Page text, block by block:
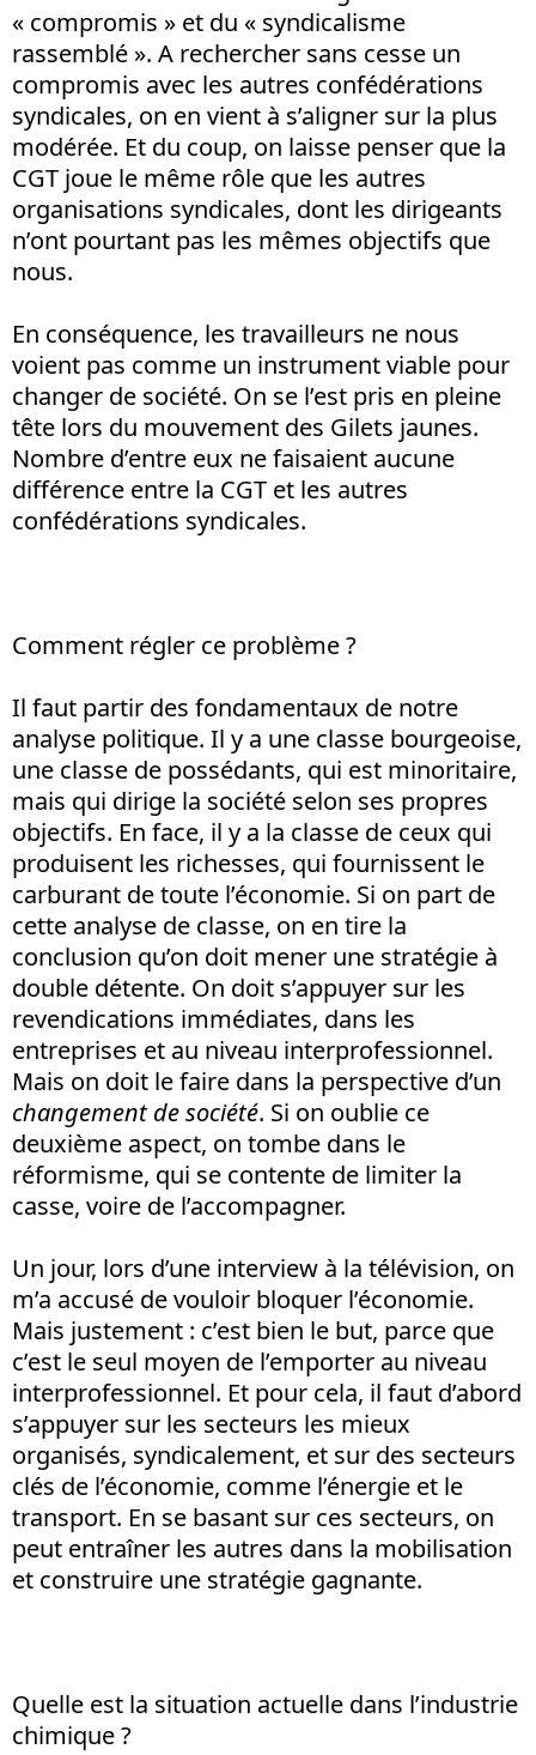
« compromis » et du « syndicalisme
rassemblé ». A rechercher sans cesse un
compromis avec les autres confédérations
syndicales, on en vient à s’aligner sur la plus
modérée. Et du coup, on laisse penser que la
CGT joue le même rôle que les autres
organisations syndicales, dont les dirigeants
n’ont pourtant pas les mêmes objectifs que
nous.
En conséquence, les travailleurs ne nous
voient pas comme un instrument viable pour
changer de société. On se l’est pris en pleine
tête lors du mouvement des Gilets jaunes.
Nombre d’entre eux ne faisaient aucune
différence entre la CGT et les autres
confédérations syndicales.
Comment régler ce problème ?
Il faut partir des fondamentaux de notre
analyse politique. Il y a une classe bourgeoise,
une classe de possédants, qui est minoritaire,
mais qui dirige la société selon ses propres
objectifs. En face, il y a la classe de ceux qui
produisent les richesses, qui fournissent le
carburant de toute l’économie. Si on part de
cette analyse de classe, on en tire la
conclusion qu’on doit mener une stratégie à
double détente. On doit s’appuyer sur les
revendications immédiates, dans les
entreprises et au niveau interprofessionnel.
Mais on doit le faire dans la perspective d’un
changement de société. Si on oublie ce
deuxième aspect, on tombe dans le
réformisme, qui se contente de limiter la
casse, voire de l’accompagner.
Un jour, lors d’une interview à la télévision, on
m’a accusé de vouloir bloquer l’économie.
Mais justement : c’est bien le but, parce que
c’est le seul moyen de l’emporter au niveau
interprofessionnel. Et pour cela, il faut d’abord
s’appuyer sur les secteurs les mieux
organisés, syndicalement, et sur des secteurs
clés de l’économie, comme l’énergie et le
transport. En se basant sur ces secteurs, on
peut entraîner les autres dans la mobilisation
et construire une stratégie gagnante.
Quelle est la situation actuelle dans l’industrie
chimique ?